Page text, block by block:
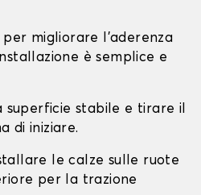
migliorare l'aderenza
è semplice e
superficie stabile e tirare il
di iniziare.
le calze sulle ruote
per la trazione